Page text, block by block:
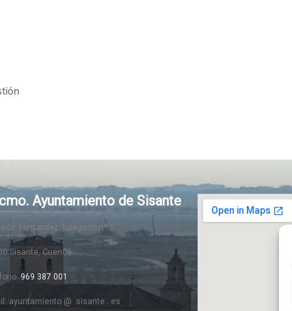
Ayuntamiento de Sisante
Dr. Fernández Turégano nº 1
Sisante, Cuenca
969 387 001
ayuntamiento @ sisante . es